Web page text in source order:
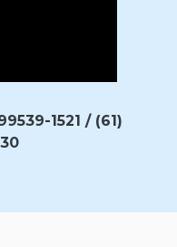
1521 / (61)